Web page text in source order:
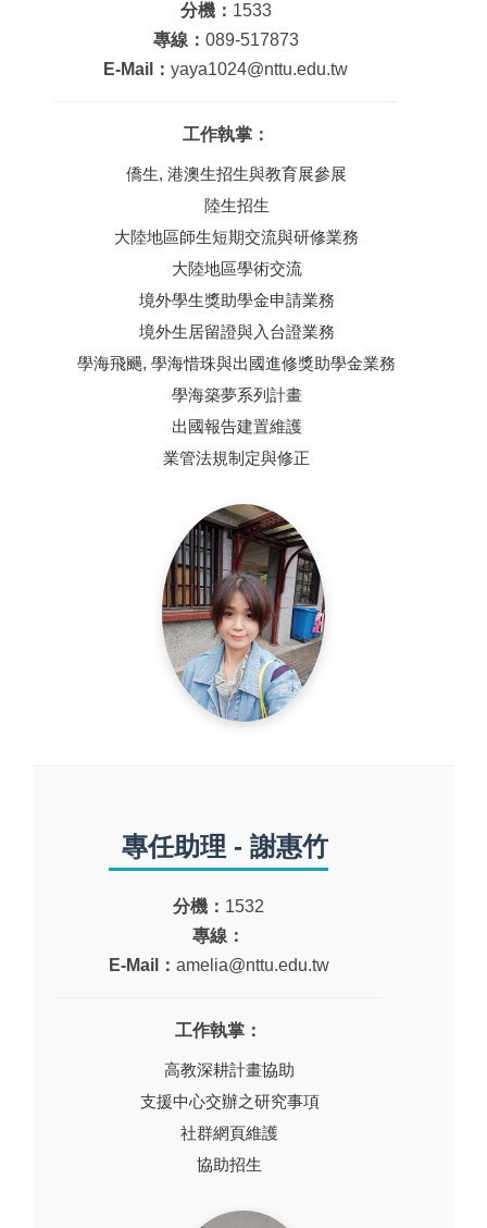
分機： 1533
專線： 089-517873
E-Mail： yaya1024@nttu.edu.tw
工作執掌：
僑生, 港澳生招生與教育展參展
陸生招生
大陸地區師生短期交流與研修業務
大陸地區學術交流
境外學生獎助學金申請業務
境外生居留證與入台證業務
學海飛颺, 學海惜珠與出國進修獎助學金業務
學海築夢系列計畫
出國報告建置維護
業管法規制定與修正
專任助理 - 謝惠竹
分機： 1532
專線：
E-Mail： amelia@nttu.edu.tw
工作執掌：
高教深耕計畫協助
支援中心交辦之研究事項
社群網頁維護
協助招生